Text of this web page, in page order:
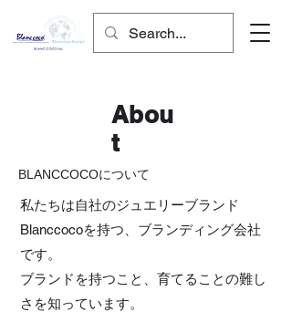
Abou
t
BLANCCOCOについて
私たちは自社のジュエリーブランド
Blanccocoを持つ、ブランディング会社
です。​
​ブランドを持つこと、育てることの難し
さを知っています。​